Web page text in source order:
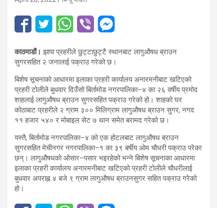
काठमाडौं। झापा प्रहरीले छुट्टाछुट्टै स्थानबाट लागुऔषध ब्राउन
सुगरसहित २ जनालाई पक्राउ गरेको छ।
बिशेष सूचनाको आधारमा इलाका प्रहरी कार्यालय अनारमनीबाट खटिएको
प्रहरी टोलीले बुधवार दिउँसो बिर्तामोड नगरपालिका–४ का २६ वर्षीय प्रमोद
शाहलाई लागुऔषध ब्राउन सुगरसहित पक्राउ गरेको हो। शाहको घर
कोठाबाट प्रहरीले २ ग्राम ३०० मिलिग्राम लागुऔषध ब्राउन सुगर, नगद
११ हजार ५४० र मोबाइल सेट ७ थान समेत बरामद गरेको छ।
यस्तै, बिर्तामोड नगरपालिका–४ को एक होटलबाट लागुऔषध ब्राउन
सुगरसहित मेचीनगर नगरपालिका–१ का ३९ बर्षीय ओम चौधरी पक्राउ परेका
छन्। लागुऔषधको ओसार–पसार भइरहेको भन्ने बिशेष सूचनाका आधारमा
इलाका प्रहरी कार्यालय अनारमनीबाट खटिएको प्रहरी टोलीले चौधरीलाई
बुधवार अपराह्न ४ बजे ९ ग्राम लागुऔषध ब्राउनसुगर सहित पक्राउ गरेको
हो।